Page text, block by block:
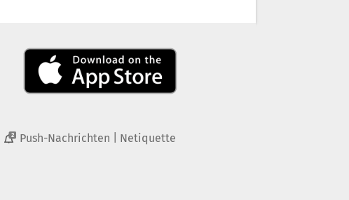
2 Push-Nachrichten Netiquette